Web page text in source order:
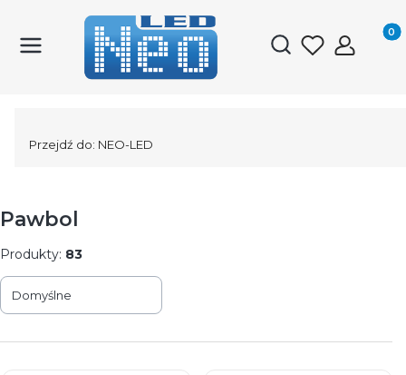
Otwórz
Przejdź do: NEO-LED
Pawbol
Produkty: 83
Lista produktów
Domyślne